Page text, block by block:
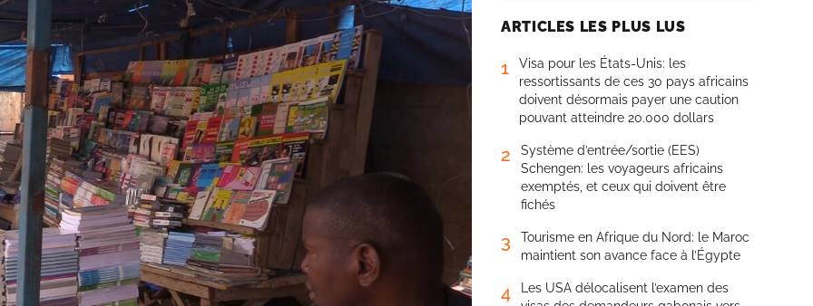
ARTICLES LES PLUS LUS
1
Visa pour les États-Unis: les
ressortissants de ces 30 pays africains
doivent désormais payer une caution
pouvant atteindre 20.000 dollars
2
Système d’entrée/sortie (EES)
Schengen: les voyageurs africains
exemptés, et ceux qui doivent être
fichés
3
Tourisme en Afrique du Nord: le Maroc
maintient son avance face à l’Égypte
4
Les USA délocalisent l’examen des